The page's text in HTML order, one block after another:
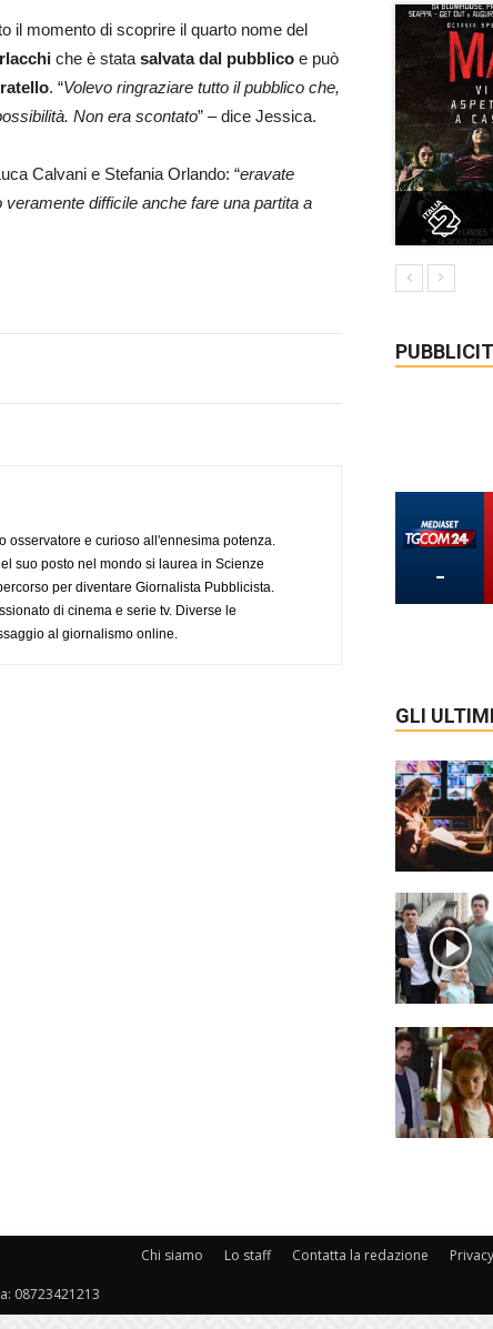
il momento di scoprire il quarto nome del
che è stata salvata dal pubblico e può
. “Volevo ringraziare tutto il pubblico che,
Non era scontato” – dice Jessica.
Calvani e Stefania Orlando: “eravate
difficile anche fare una partita a
osservatore e curioso all'ennesima potenza.
suo posto nel mondo si laurea in Scienze
per diventare Giornalista Pubblicista.
di cinema e serie tv. Diverse le
al giornalismo online.
-
GLI
Chi siamo Lo staff Contatta la redazione Privacy
08723421213